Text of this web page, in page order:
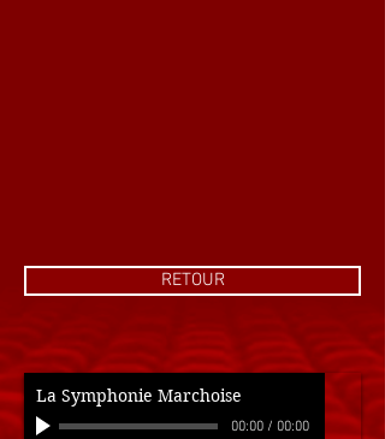
RETOUR
La Symphonie Marchoise
00:00/ 00:00